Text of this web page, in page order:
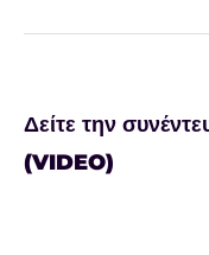
Δείτε την
(VIDEO)